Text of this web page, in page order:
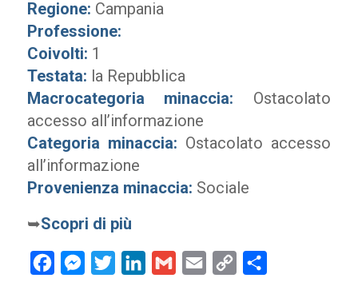
Regione: Campania
Professione:
Coivolti: 1
Testata: la Repubblica
Macrocategoria minaccia: Ostacolato
accesso all’informazione
Categoria minaccia: Ostacolato accesso
all’informazione
Provenienza minaccia: Sociale
➥Scopri di più
FacebookMessenger
Twitter LinkedInGmail Email
Copy